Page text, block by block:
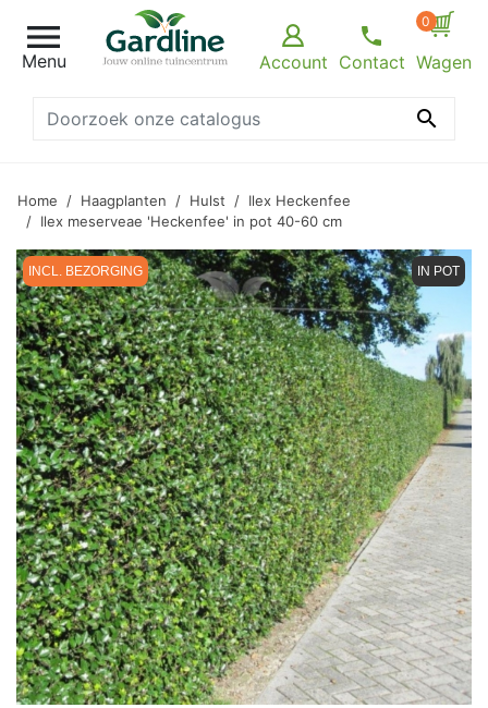

Menu Account Contact
0
Wagen

Home Haagplanten Hulst
Ilex Heckenfee
Ilex meserveae 'Heckenfee' in pot 40-60 cm
INCL. BEZORGING IN POT